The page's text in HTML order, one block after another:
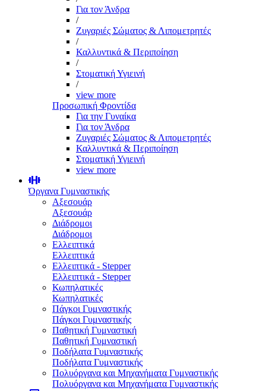
Για τον Άνδρα
/
Ζυγαριές Σώματος & Λιπομετρητές
/
Καλλυντικά & Περιποίηση
/
Στοματική Υγιεινή
/
view more
Προσωπική Φροντίδα
Για την Γυναίκα
Για τον Άνδρα
Ζυγαριές Σώματος & Λιπομετρητές
Καλλυντικά & Περιποίηση
Στοματική Υγιεινή
view more
Όργανα Γυμναστικής
Αξεσουάρ
Αξεσουάρ
Διάδρομοι
Διάδρομοι
Ελλειπτικά
Ελλειπτικά
Ελλειπτικά - Stepper
Ελλειπτικά - Stepper
Κωπηλατικές
Κωπηλατικές
Πάγκοι Γυμναστικής
Πάγκοι Γυμναστικής
Παθητική Γυμναστική
Παθητική Γυμναστική
Ποδήλατα Γυμναστικής
Ποδήλατα Γυμναστικής
Πολυόργανα και Μηχανήματα Γυμναστικής
Πολυόργανα και Μηχανήματα Γυμναστικής